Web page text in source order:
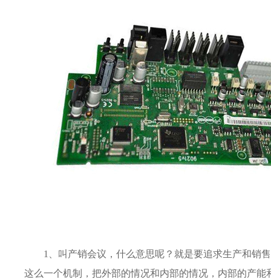
1、叫产销会议，什么意思呢？就是要追求生产和销
这么一个机制，把外部的情况和内部的情况，内部的产